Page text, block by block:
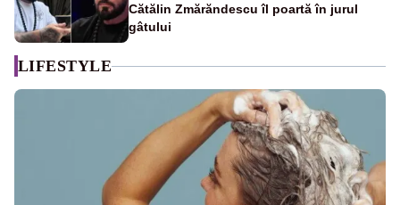
Cătălin Zmărăndescu îl poartă în jurul
gâtului
LIFESTYLE